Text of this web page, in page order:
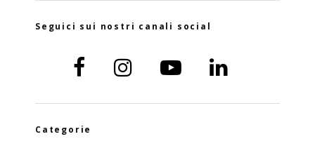
Seguici sui nostri canali social
Categorie